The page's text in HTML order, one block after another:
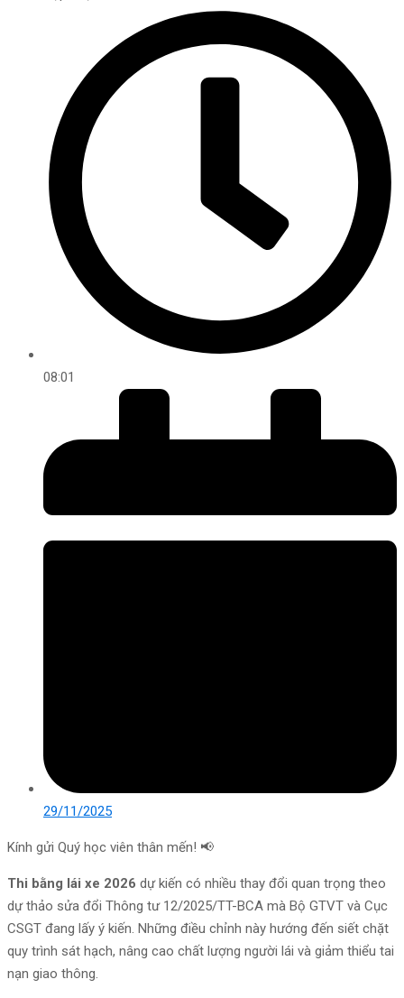
08:01
29/11/2025
Kính gửi Quý học viên thân mến! 📢
Thi bằng lái xe 2026 dự kiến có nhiều thay đổi quan trọng theo
dự thảo sửa đổi Thông tư 12/2025/TT-BCA mà Bộ GTVT và Cục
CSGT đang lấy ý kiến. Những điều chỉnh này hướng đến siết chặt
quy trình sát hạch, nâng cao chất lượng người lái và giảm thiểu tai
nạn giao thông.